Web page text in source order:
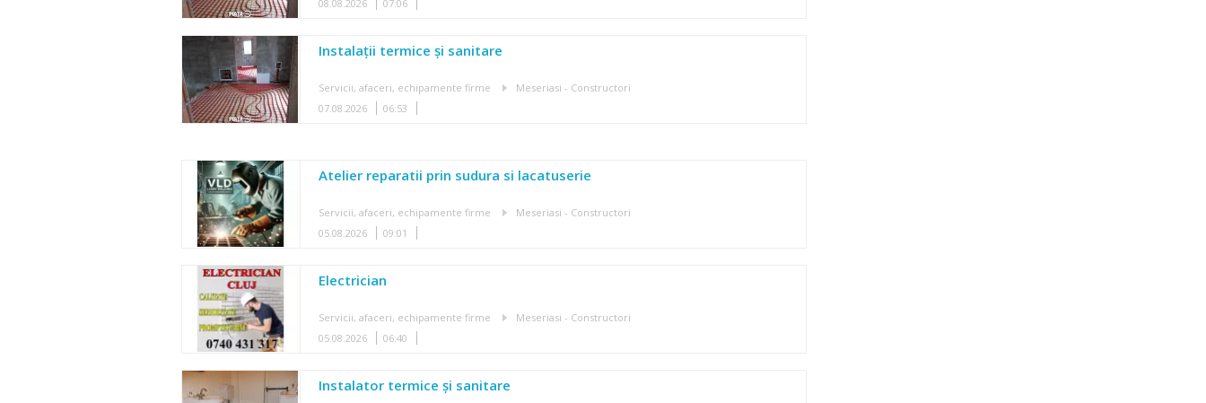
08.08.2026
07:06
Instalații termice și sanitare
Servicii, afaceri, echipamente firme
Meseriasi - Constructori
07.08.2026
06:53
Atelier reparatii prin sudura si lacatuserie
Servicii, afaceri, echipamente firme
Meseriasi - Constructori
05.08.2026
09:01
Electrician
Servicii, afaceri, echipamente firme
Meseriasi - Constructori
05.08.2026
06:40
Instalator termice și sanitare